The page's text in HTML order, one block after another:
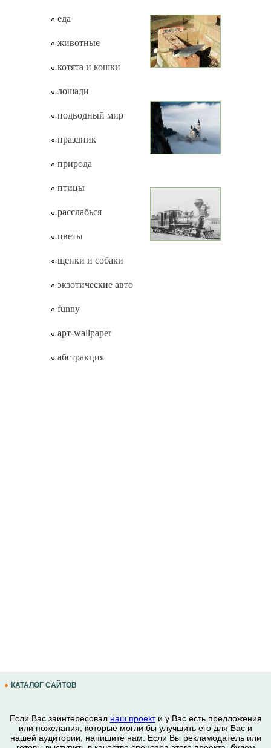
еда
животные
котята и кошки
лошади
подводный мир
праздник
природа
птицы
расслабься
цветы
щенки и собаки
экзотические авто
funny
арт-wallpaper
абстракция
КАТАЛОГ САЙТОВ
Если Вас заинтересовал наш проекти у Вас есть предложения
или пожелания, которые могли бы улучшить его для Вас и
нашей аудитории, напишите нам. Если Вы рекламодатель или